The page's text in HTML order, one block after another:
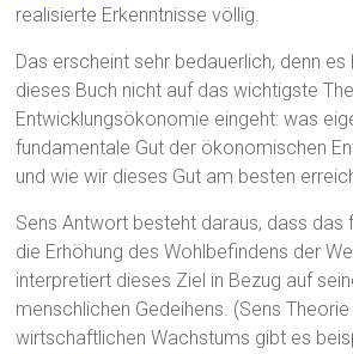
realisierte Erkenntnisse völlig.
Das erscheint sehr bedauerlich, denn
dieses Buch nicht auf das wichtigste
Entwicklungsökonomie eingeht: was
fundamentale Gut der ökonomischen
und wie wir dieses Gut am besten
Sens Antwort besteht daraus, dass das
die Erhöhung des Wohlbefindens der
interpretiert dieses Ziel in Bezug auf
menschlichen Gedeihens. (Sens
wirtschaftlichen Wachstums gibt es